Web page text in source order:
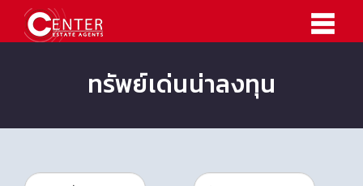
ทรัพย์เด่นน่าลงทุน